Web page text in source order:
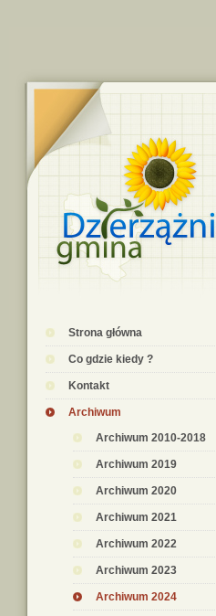
Strona główna
Co gdzie kiedy ?
Kontakt
Archiwum
Archiwum 2010-2018
Archiwum 2019
Archiwum 2020
Archiwum 2021
Archiwum 2022
Archiwum 2023
Archiwum 2024